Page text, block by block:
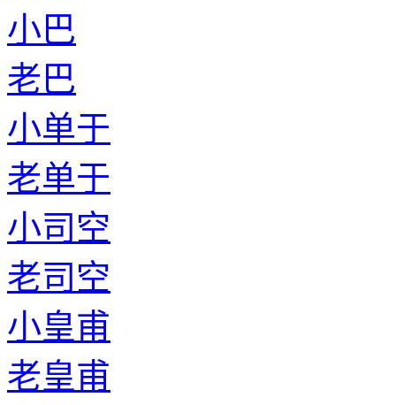
小巴
老巴
小单于
老单于
小司空
老司空
小皇甫
老皇甫